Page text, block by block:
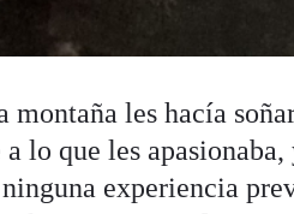
les hacía
lo que les
experiencia